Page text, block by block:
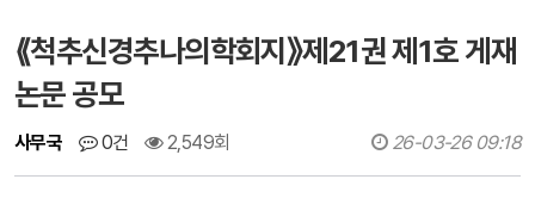
⟪척추신경추나의학회지》제21권 제1호 게재
논문 공모
사무국 0건 2,549회 26-03-26 09:18